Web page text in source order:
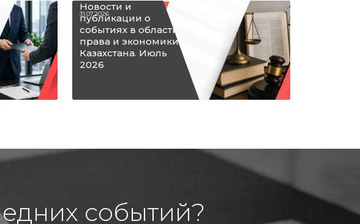
31.07.2026
Новости и
публикации о
событиях в области
права и экономики
Казахстана. Июль
2026
событий?